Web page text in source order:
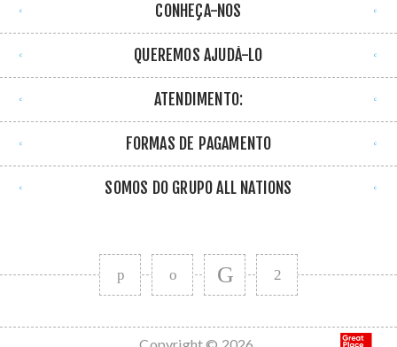
CONHEÇA-NOS
QUEREMOS AJUDÁ-LO
ATENDIMENTO:
FORMAS DE PAGAMENTO
SOMOS DO GRUPO ALL NATIONS